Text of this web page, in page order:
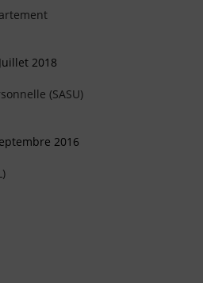
2018
(SASU)
2016